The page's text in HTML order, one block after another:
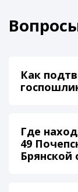
Как
Где
49
Брянской